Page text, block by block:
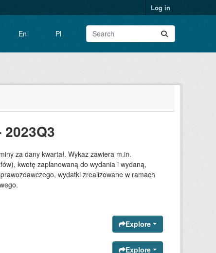
Log in
En Pl
za dany kwartał. Wykaz zawiera m.in.
kwotę zaplanowaną do wydania i wydaną,
wydatki zrealizowane w ramach
Explore
Explore